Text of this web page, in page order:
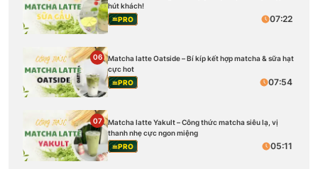
hút khách!
PRO
07:22
06
Matcha latte Oatside – Bí kíp kết hợp matcha & sữa hạt
cực hot
PRO
07:54
07
Matcha latte Yakult – Công thức matcha siêu lạ, vị
thanh nhẹ cực ngon miệng
PRO
05:11